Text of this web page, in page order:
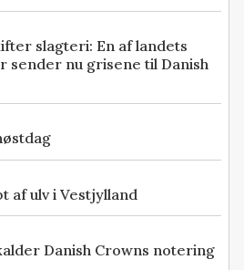
slagteri: En af landets
sender nu grisene til Danish
af ulv i Vestjylland
Danish Crowns notering